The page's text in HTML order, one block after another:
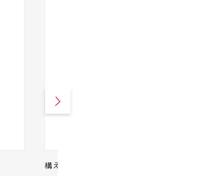
構えやすさと高機能化したヘッドシェイプ